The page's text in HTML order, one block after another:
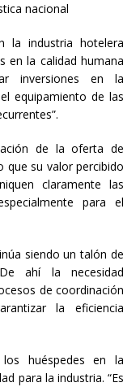
nacional
la industria hotelera
en la calidad humana
inversiones en la
equipamiento de las
de la oferta de
que su valor percibido
claramente las
para el
siendo un talón de
ahí la necesidad
de coordinación
la eficiencia
huéspedes en la
para la industria. “Es